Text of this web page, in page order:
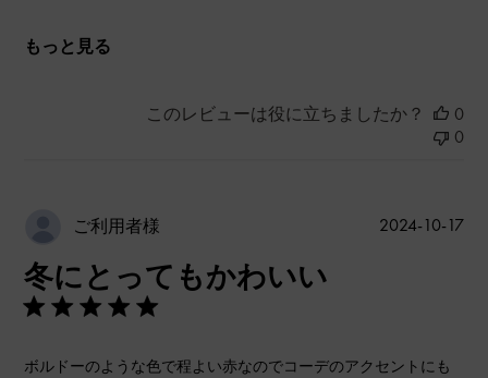
もっと見る
このレビューは役に立ちましたか？
0
0
ご利用者様
冬にとってもかわいい
ボルドーのような色で程よい赤なのでコーデのアクセントにも
公
2024-10-17